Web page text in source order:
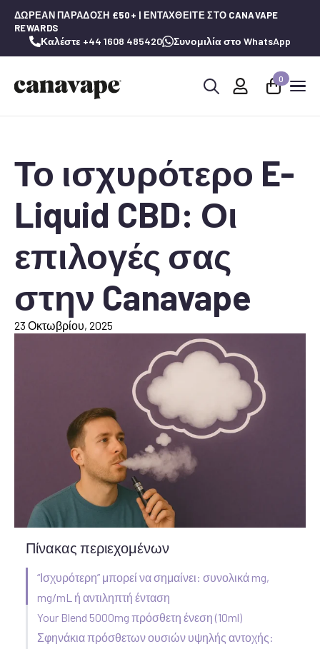
ΔΩΡΕΆΝ ΠΑΡΆΔΟΣΗ £50+ | ΕΝΤΑΧΘΕΊΤΕ ΣΤΟ CANAVAPE
REWARDS
Καλέστε +44 1608 485420 Συνομιλία στο WhatsApp
0
Το ισχυρότερο E-
Liquid CBD: Οι
επιλογές σας
στην Canavape
23 Οκτωβρίου, 2025
Πίνακας περιεχομένων
“Ισχυρότερη” μπορεί να σημαίνει: συνολικά mg,
mg/mL ή αντιληπτή ένταση
Your Blend 5000mg πρόσθετη ένεση (10ml)
Σφηνάκια πρόσθετων ουσιών υψηλής αντοχής: